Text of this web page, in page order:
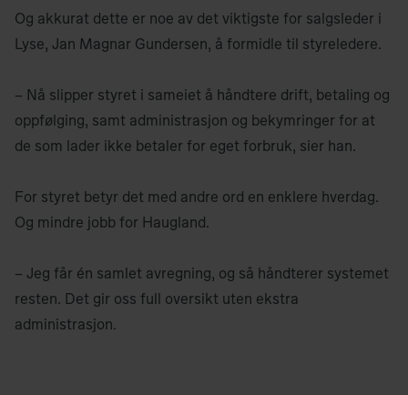
Og akkurat dette er noe av det viktigste for salgsleder i
Lyse, Jan Magnar Gundersen, å formidle til styreledere.
– Nå slipper styret i sameiet å håndtere drift, betaling og
oppfølging, samt administrasjon og bekymringer for at
de som lader ikke betaler for eget forbruk, sier han.
For styret betyr det med andre ord en enklere hverdag.
Og mindre jobb for Haugland.
– Jeg får én samlet avregning, og så håndterer systemet
resten. Det gir oss full oversikt uten ekstra
administrasjon.